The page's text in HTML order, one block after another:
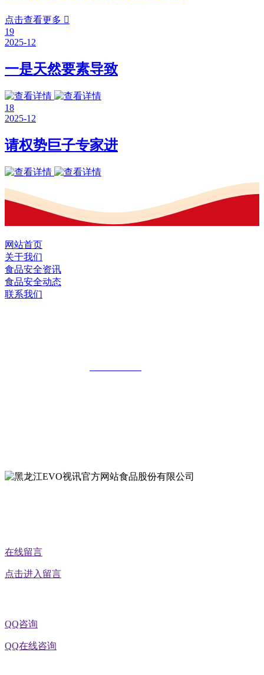
点击查看更多 
19
2025-12
一是天然要素导致
18
2025-12
请权势巨子专家进
网站首页
关于我们
食品安全资讯
食品安全动态
联系我们
在线留言
点击进入留言
QQ咨询
QQ在线咨询